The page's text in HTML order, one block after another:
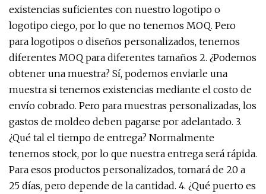
existencias suficientes con nuestro logotipo o
logotipo ciego, por lo que no tenemos MOQ. Pero
para logotipos o diseños personalizados, tenemos
diferentes MOQ para diferentes tamaños 2. ¿Podemos
obtener una muestra? Sí, podemos enviarle una
muestra si tenemos existencias mediante el costo de
envío cobrado. Pero para muestras personalizadas, los
gastos de moldeo deben pagarse por adelantado. 3.
¿Qué tal el tiempo de entrega? Normalmente
tenemos stock, por lo que nuestra entrega será rápida.
Para esos productos personalizados, tomará de 20 a
25 días, pero depende de la cantidad. 4. ¿Qué puerto es